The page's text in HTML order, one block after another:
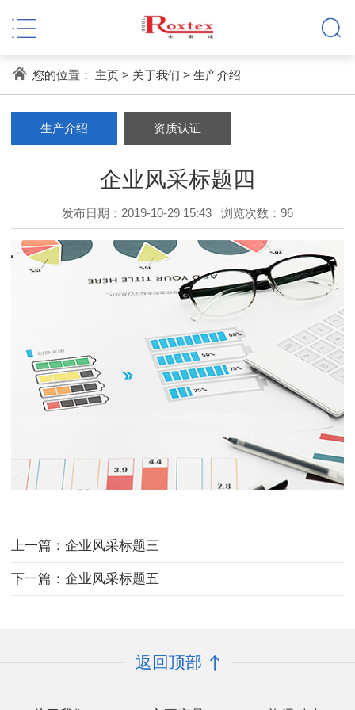
您的位置： 主页> 关于我们 > 生产介绍
生产介绍 资质认证
企业风采标题四
发布日期：2019-10-29 15:43 浏览次数：96
上一篇：企业风采标题三
下一篇：企业风采标题五
返回顶部